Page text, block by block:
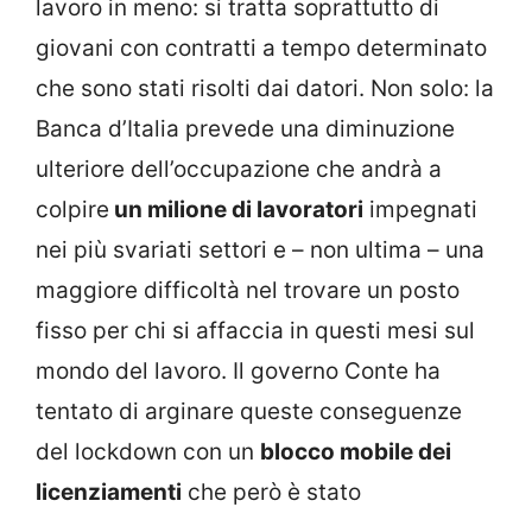
lavoro in meno: si tratta soprattutto di
giovani con contratti a tempo determinato
che sono stati risolti dai datori. Non solo: la
Banca d’Italia prevede una diminuzione
ulteriore dell’occupazione che andrà a
colpire un milione di lavoratori impegnati
nei più svariati settori e – non ultima – una
maggiore difficoltà nel trovare un posto
fisso per chi si affaccia in questi mesi sul
mondo del lavoro. Il governo Conte ha
tentato di arginare queste conseguenze
del lockdown con un blocco mobile dei
licenziamenti che però è stato